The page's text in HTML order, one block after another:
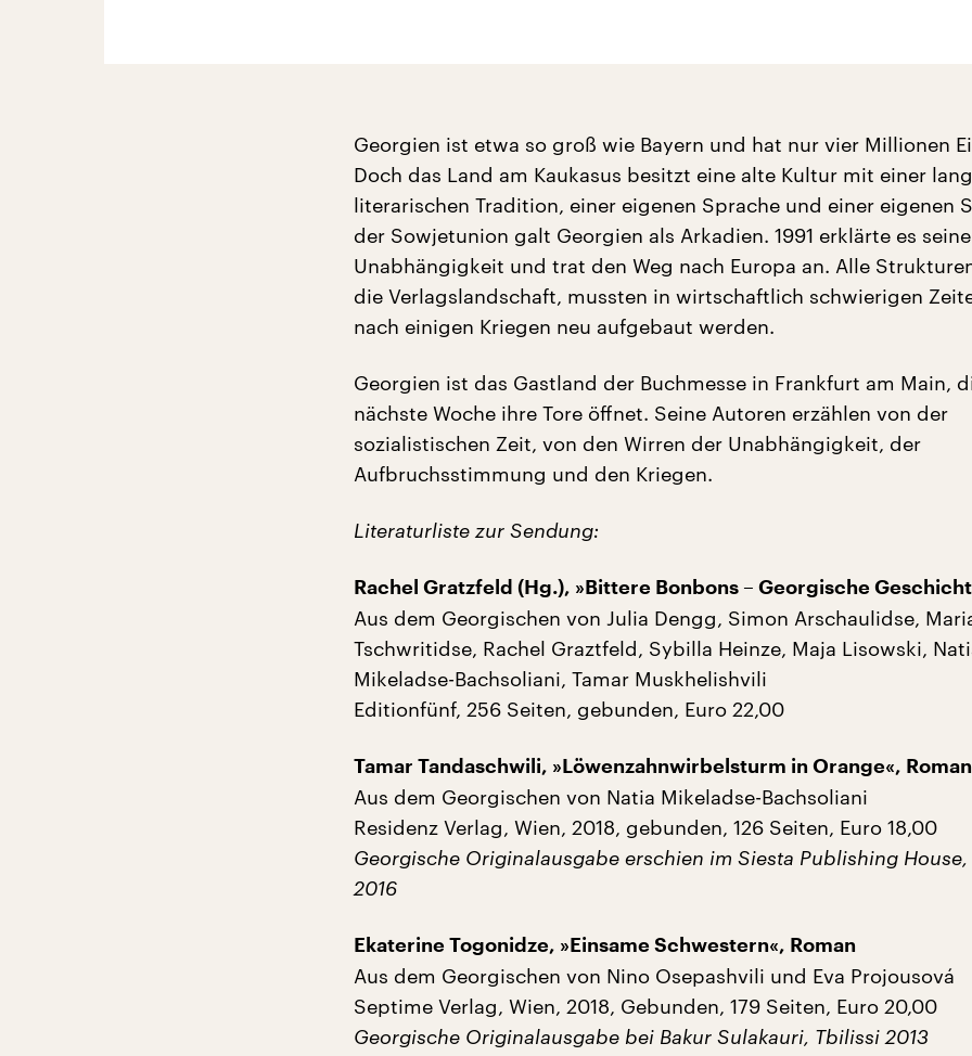
Georgien ist etwa so groß wie Bayern und hat nur vier Millionen
Doch das Land am Kaukasus besitzt eine alte Kultur mit einer
literarischen Tradition, einer eigenen Sprache und einer eigenen
der Sowjetunion galt Georgien als Arkadien. 1991 erklärte es seine
Unabhängigkeit und trat den Weg nach Europa an. Alle
die Verlagslandschaft, mussten in wirtschaftlich schwierigen
nach einigen Kriegen neu aufgebaut werden.
Georgien ist das Gastland der Buchmesse in Frankfurt am Main,
nächste Woche ihre Tore öffnet. Seine Autoren erzählen von der
sozialistischen Zeit, von den Wirren der Unabhängigkeit, der
Aufbruchsstimmung und den Kriegen.
Literaturliste zur Sendung:
Rachel Gratzfeld (Hg.), »Bittere Bonbons – Georgische
Aus dem Georgischen von Julia Dengg, Simon Arschaulidse,
Tschwritidse, Rachel Graztfeld, Sybilla Heinze, Maja Lisowski,
Mikeladse-Bachsoliani, Tamar Muskhelishvili
Editionfünf, 256 Seiten, gebunden, Euro 22,00
Tamar Tandaschwili, »Löwenzahnwirbelsturm in Orange«, Roman
Aus dem Georgischen von Natia Mikeladse-Bachsoliani
Residenz Verlag, Wien, 2018, gebunden, 126 Seiten, Euro 18,00
Georgische Originalausgabe erschien im Siesta Publishing
2016
Ekaterine Togonidze, »Einsame Schwestern«, Roman
Aus dem Georgischen von Nino Osepashvili und Eva Projousová
Septime Verlag, Wien, 2018, Gebunden, 179 Seiten, Euro 20,00
Georgische Originalausgabe bei Bakur Sulakauri, Tbilissi 2013